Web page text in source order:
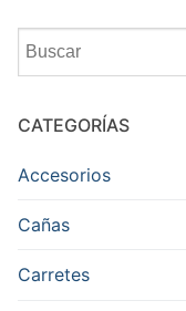
CATEGORÍAS
Accesorios
Cañas
Carretes